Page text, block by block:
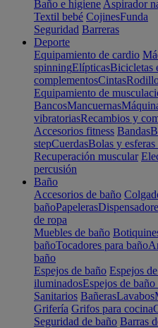
Baño e higiene Aspirador
Textil bebé CojinesFunda
Seguridad Barreras
Deporte
Equipamiento de cardio
spinningElípticasBicicletas
complementosCintas
Equipamiento de
BancosMancuernas
vibratoriasRecambios y
Accesorios fitness Bandas
stepCuerdasBolas y
Recuperación muscular
percusión
Baño
Accesorios de baño
bañoPapeleras
de ropa
Muebles de baño
bañoTocadores para baño
baño
Espejos de baño Espejos
iluminadosEspejos de
Sanitarios BañerasLavabos
Grifería Grifos para cocina
Seguridad de baño Barras